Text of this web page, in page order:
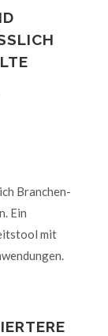
Branchen-
Ein
mit